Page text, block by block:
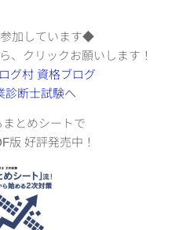
加しています◆
、クリックお願いします！
まとめシートで
版 好評発売中！